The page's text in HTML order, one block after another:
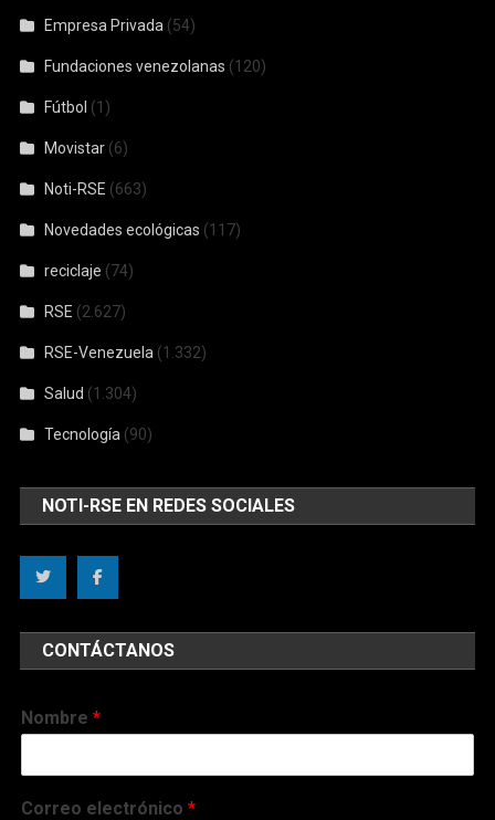
Empresa Privada (54)
Fundaciones venezolanas (120)
Fútbol (1)
Movistar (6)
Noti-RSE (663)
Novedades ecológicas (117)
reciclaje (74)
RSE (2.627)
RSE-Venezuela (1.332)
Salud (1.304)
Tecnología (90)
NOTI-RSE EN REDES SOCIALES
CONTÁCTANOS
Nombre*
Correo electrónico*